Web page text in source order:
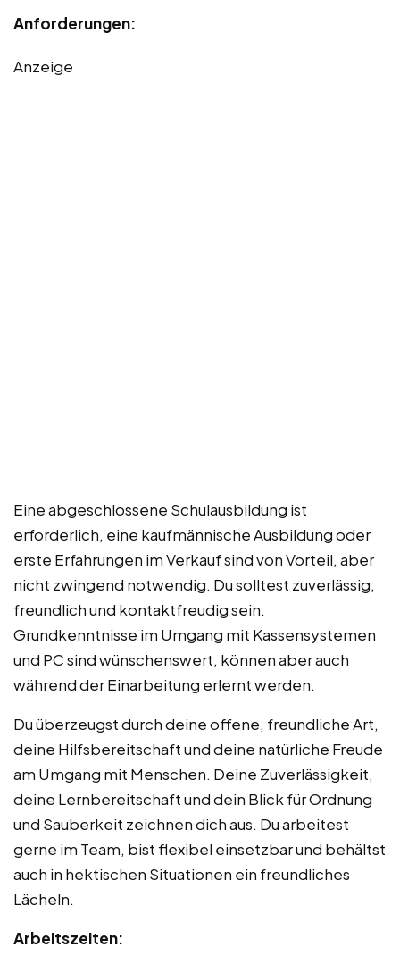
Anforderungen:
Anzeige
Eine abgeschlossene Schulausbildung ist
erforderlich, eine kaufmännische Ausbildung oder
erste Erfahrungen im Verkauf sind von Vorteil, aber
nicht zwingend notwendig. Du solltest zuverlässig,
freundlich und kontaktfreudig sein.
Grundkenntnisse im Umgang mit Kassensystemen
und PC sind wünschenswert, können aber auch
während der Einarbeitung erlernt werden.
Du überzeugst durch deine offene, freundliche Art,
deine Hilfsbereitschaft und deine natürliche Freude
am Umgang mit Menschen. Deine Zuverlässigkeit,
deine Lernbereitschaft und dein Blick für Ordnung
und Sauberkeit zeichnen dich aus. Du arbeitest
gerne im Team, bist flexibel einsetzbar und behältst
auch in hektischen Situationen ein freundliches
Lächeln.
Arbeitszeiten: